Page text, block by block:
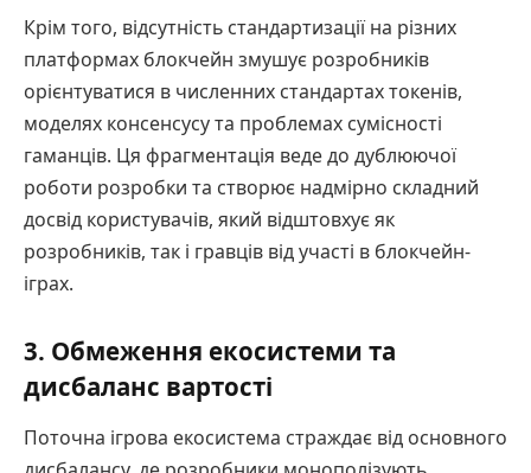
Крім того, відсутність стандартизації на різних
платформах блокчейн змушує розробників
орієнтуватися в численних стандартах токенів,
моделях консенсусу та проблемах сумісності
гаманців. Ця фрагментація веде до дублюючої
роботи розробки та створює надмірно складний
досвід користувачів, який відштовхує як
розробників, так і гравців від участі в блокчейн-
іграх.
3. Обмеження екосистеми та
дисбаланс вартості
Поточна ігрова екосистема страждає від основного